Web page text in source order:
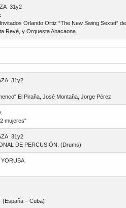
31y2
Orlando Ortiz “The New Swing Sextet” de
Revé, y Orquesta Anacaona.
31y2
El Piraña, José Montaña, Jorge Pérez
mujeres"
31y2
DE PERCUSIÓN. (Drums)
– Cuba)